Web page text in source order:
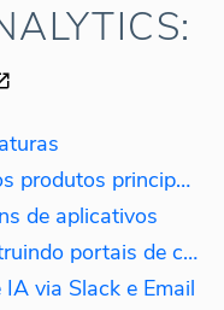
Criando conexões de dados nos produtos principais do Octoboard.
de aplicativos
Compartilhando dados e construindo portais de clientes com marca branca
via Slack e Email